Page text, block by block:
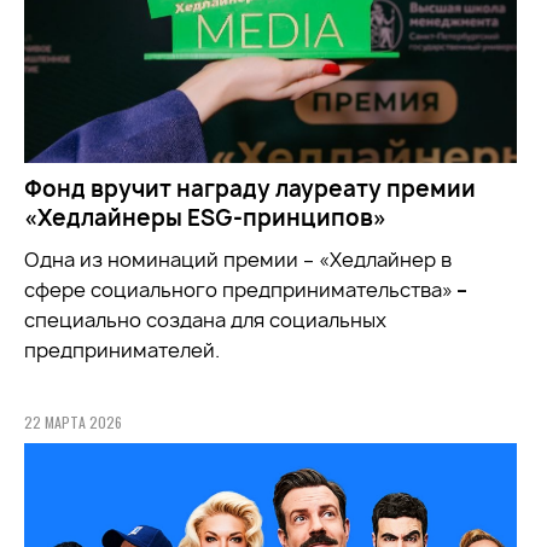
Фонд вручит награду лауреату премии
«Хедлайнеры ESG-принципов»
Одна из номинаций премии – «Хедлайнер в
сфере социального предпринимательства» –
специально создана для социальных
предпринимателей.
22 МАРТА 2026